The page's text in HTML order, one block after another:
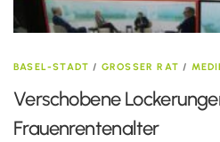
BASEL-STADT / GROSSER RAT /
Verschobene
Frauenrentenalter